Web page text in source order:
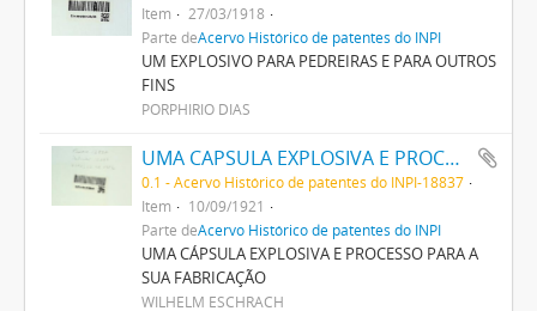
Item
27/03/1918
Parte deAcervo Histórico de patentes do INPI
UM EXPLOSIVO PARA PEDREIRAS E PARA OUTROS
FINS
PORPHIRIO DIAS
UMA CAPSULA EXPLOSIVA E PROCESSO PARA A SUA FABRICAÇÃO
0.1 - Acervo Histórico de patentes do INPI-18837
Item
10/09/1921
Parte deAcervo Histórico de patentes do INPI
UMA CÁPSULA EXPLOSIVA E PROCESSO PARA A
SUA FABRICAÇÃO
WILHELM ESCHRACH